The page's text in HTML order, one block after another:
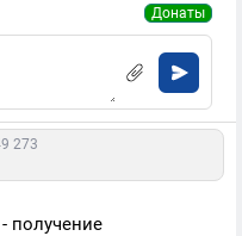
Донаты
273
получение